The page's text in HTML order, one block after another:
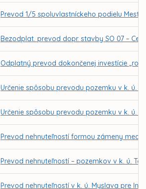
Prevod 1/5 spoluvlastníckeho podielu
Bezodplat. prevod dopr. stavby SO 07 –
Odplatný prevod dokončenej investície
Určenie spôsobu prevodu pozemku v k. ú.
Určenie spôsobu prevodu pozemku v k. ú.
Prevod nehnuteľností formou zámeny
Prevod nehnuteľností – pozemkov v k. ú.
Prevod nehnuteľností v k. ú. Myslava pre